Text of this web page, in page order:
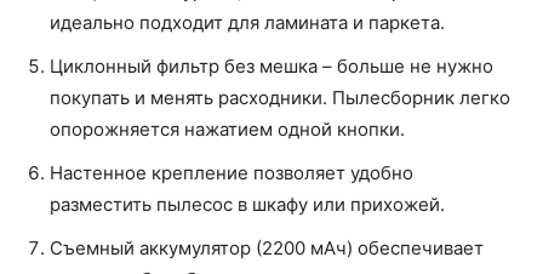
идеально подходит для ламината и паркета.
Циклонный фильтр без мешка – больше не нужно
покупать и менять расходники. Пылесборник легко
опорожняется нажатием одной кнопки.
Настенное крепление позволяет удобно
разместить пылесос в шкафу или прихожей.
Съемный аккумулятор (2200 мАч) обеспечивает